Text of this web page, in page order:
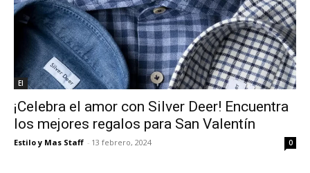
El
¡Celebra el amor con Silver Deer! Encuentra
los mejores regalos para San Valentín
Estilo y Mas Staff - 13 febrero, 2024 0